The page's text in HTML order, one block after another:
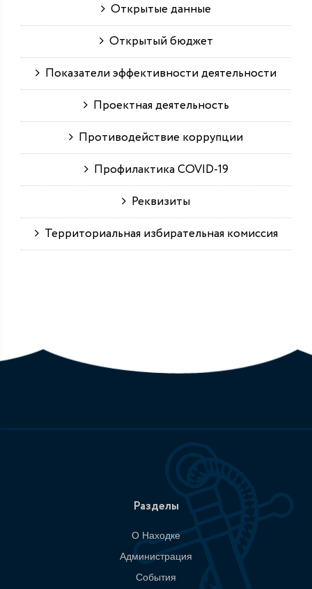
Открытые данные
Открытый бюджет
Показатели эффективности деятельности
Проектная деятельность
Противодействие коррупции
Профилактика COVID-19
Реквизиты
Территориальная избирательная комиссия
Разделы
О Находке
Администрация
События